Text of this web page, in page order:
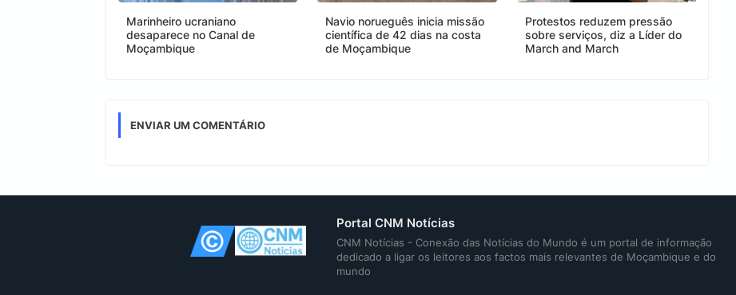
Marinheiro ucraniano
desaparece no Canal de
Moçambique
Navio norueguês inicia missão
científica de 42 dias na costa
de Moçambique
Protestos reduzem pressão
sobre serviços, diz a Líder do
March and March
ENVIAR UM COMENTÁRIO
Portal CNM Notícias
CNM Notícias - Conexão das Notícias do Mundo é um portal de informação
dedicado a ligar os leitores aos factos mais relevantes de Moçambique e do
mundo